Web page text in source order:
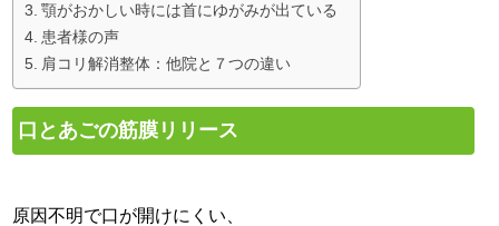
顎がおかしい時には首にゆがみが出ている
患者様の声
肩コリ解消整体：他院と７つの違い
口とあごの筋膜リリース
原因不明で口が開けにくい、